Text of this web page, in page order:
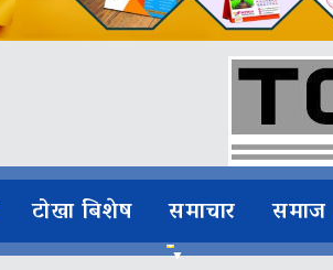
टोखा बिशेष समाचार समाज